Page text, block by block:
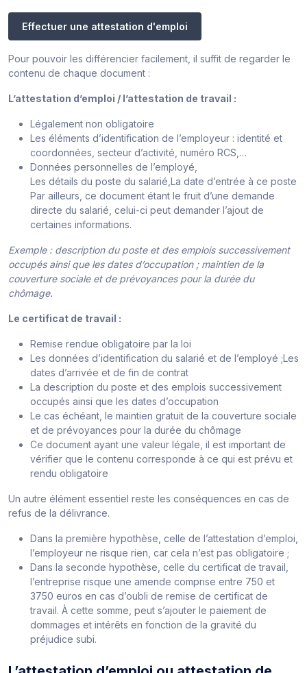
Effectuer une attestation d'emploi
Pour pouvoir les différencier facilement, il suffit de regarder le
contenu de chaque document :
L’attestation d’emploi / l’attestation de travail :
Légalement non obligatoire
Les éléments d’identification de l’employeur : identité et
coordonnées, secteur d’activité, numéro RCS,…
Données personnelles de l’employé,
Les détails du poste du salarié,La date d’entrée à ce poste
Par ailleurs, ce document étant le fruit d’une demande
directe du salarié, celui-ci peut demander l’ajout de
certaines informations.
Exemple : description du poste et des emplois successivement
occupés ainsi que les dates d’occupation ; maintien de la
couverture sociale et de prévoyances pour la durée du
chômage.
Le certificat de travail :
Remise rendue obligatoire par la loi
Les données d’identification du salarié et de l’employé ;Les
dates d’arrivée et de fin de contrat
La description du poste et des emplois successivement
occupés ainsi que les dates d’occupation
Le cas échéant, le maintien gratuit de la couverture sociale
et de prévoyances pour la durée du chômage
Ce document ayant une valeur légale, il est important de
vérifier que le contenu corresponde à ce qui est prévu et
rendu obligatoire
Un autre élément essentiel reste les conséquences en cas de
refus de la délivrance.
Dans la première hypothèse, celle de l’attestation d’emploi,
l’employeur ne risque rien, car cela n’est pas obligatoire ;
Dans la seconde hypothèse, celle du certificat de travail,
l’entreprise risque une amende comprise entre 750 et
3750 euros en cas d’oubli de remise de certificat de
travail. À cette somme, peut s’ajouter le paiement de
dommages et intérêts en fonction de la gravité du
préjudice subi.